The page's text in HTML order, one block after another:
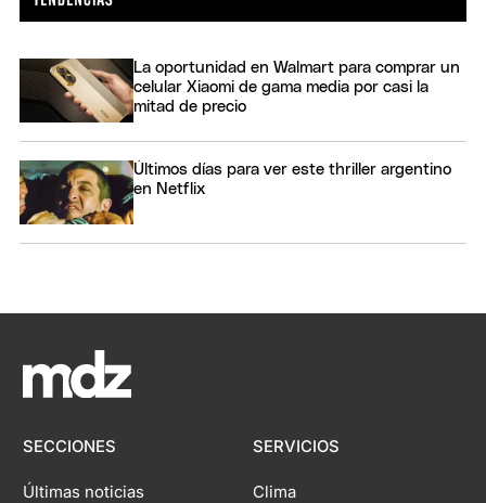
La oportunidad en Walmart para comprar un
celular Xiaomi de gama media por casi la
mitad de precio
Últimos días para ver este thriller argentino
en Netflix
SECCIONES
Últimas noticias
SERVICIOS
Clima